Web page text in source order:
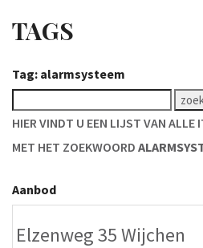
TAGS
Tag: alarmsysteem
HIER VINDT U EEN LIJST VAN ALLE
MET HET ZOEKWOORD
Aanbod
Elzenweg 35 Wijchen